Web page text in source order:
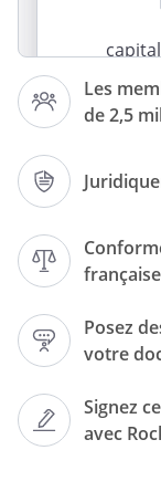
Les
de 2,5
française
Posez
votre
Signez
avec
RCS